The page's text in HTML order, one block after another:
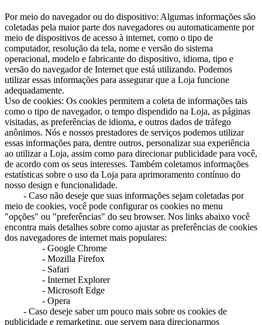
Por meio do navegador ou do dispositivo: Algumas informações são
coletadas pela maior parte dos navegadores ou automaticamente por
meio de dispositivos de acesso à internet, como o tipo de
computador, resolução da tela, nome e versão do sistema
operacional, modelo e fabricante do dispositivo, idioma, tipo e
versão do navegador de Internet que está utilizando. Podemos
utilizar essas informações para assegurar que a Loja funcione
adequadamente.
Uso de cookies: Os cookies permitem a coleta de informações tais
como o tipo de navegador, o tempo dispendido na Loja, as páginas
visitadas, as preferências de idioma, e outros dados de tráfego
anônimos. Nós e nossos prestadores de serviços podemos utilizar
essas informações para, dentre outros, personalizar sua experiência
ao utilizar a Loja, assim como para direcionar publicidade para você,
de acordo com os seus interesses. Também coletamos informações
estatísticas sobre o uso da Loja para aprimoramento contínuo do
nosso design e funcionalidade.
- Caso não deseje que suas informações sejam coletadas por
meio de cookies, você pode configurar os cookies no menu
"opções" ou "preferências" do seu browser. Nos links abaixo você
encontra mais detalhes sobre como ajustar as preferências de cookies
dos navegadores de internet mais populares:
- Google Chrome
- Mozilla Firefox
- Safari
- Internet Explorer
- Microsoft Edge
- Opera
- Caso deseje saber um pouco mais sobre os cookies de
publicidade e remarketing, que servem para direcionarmos